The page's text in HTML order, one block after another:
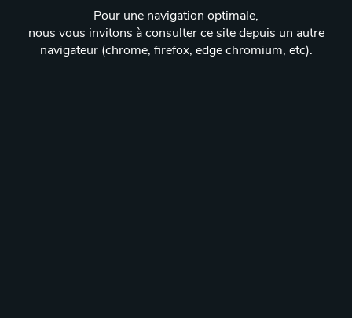
Pour une navigation optimale,
nous vous invitons à consulter ce site depuis un autre
navigateur (chrome, firefox, edge chromium, etc).